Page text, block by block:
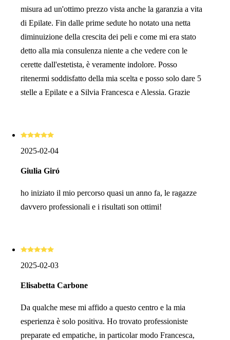
misura ad un'ottimo prezzo vista anche la garanzia a vita
di Epilate. Fin dalle prime sedute ho notato una netta
diminuizione della crescita dei peli e come mi era stato
detto alla mia consulenza niente a che vedere con le
cerette dall'estetista, è veramente indolore. Posso
ritenermi soddisfatto della mia scelta e posso solo dare 5
stelle a Epilate e a Silvia Francesca e Alessia. Grazie
2025-02-04
Giulia Giró
ho iniziato il mio percorso quasi un anno fa, le ragazze
davvero professionali e i risultati son ottimi!
2025-02-03
Elisabetta Carbone
Da qualche mese mi affido a questo centro e la mia
esperienza è solo positiva. Ho trovato professioniste
preparate ed empatiche, in particolar modo Francesca,